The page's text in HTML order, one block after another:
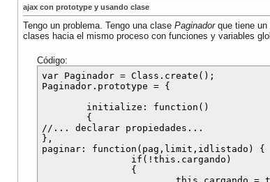
ajax con prototype y usando clase
Tengo un problema. Tengo una clase Paginadorque tiene un
clases hacia el mismo proceso con funciones y variables
Código:
var Paginador = Class.create();
Paginador.prototype = {
//... declarar propiedades...
},
paginar: function(pag,limit,idlistado) {